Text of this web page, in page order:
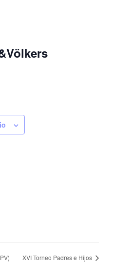
XVI Torneo Padres e Hijos